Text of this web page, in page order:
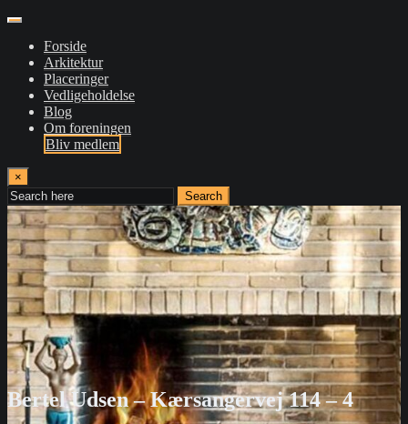
Forside
Arkitektur
Placeringer
Vedligeholdelse
Blog
Om foreningen
Bliv medlem
×
Search
Bertel Udsen – Kærsangervej 114 – 4